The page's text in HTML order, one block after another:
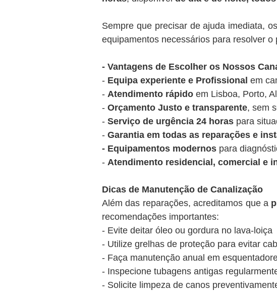
Sempre que precisar de ajuda imediata,
equipamentos necessários para resolver o
- Vantagens de Escolher os Nossos
- Equipa experiente e Profissional em
- Atendimento rápido em Lisboa, Porto,
- Orçamento Justo e transparente, sem
- Serviço de urgência 24 horas para
- Garantia em todas as reparações e
- Equipamentos modernos para
- Atendimento residencial, comercial e
Dicas de Manutenção de Canalização
Além das reparações, acreditamos que a
recomendações importantes:
- Evite deitar óleo ou gordura no lava-loiça
- Utilize grelhas de proteção para evitar
- Faça manutenção anual em
- Inspecione tubagens antigas
- Solicite limpeza de canos